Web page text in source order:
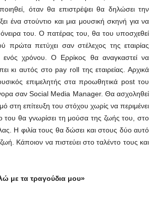
όταν θα επιστρέψει θα δηλώσει την
ένα στούντιο και μια μουσική σκηνή για να
του. Ο πατέρας του, θα του υποσχεθεί
πετύχει σαν στέλεχος της εταιρίας
ενός χρόνου. Ο Ερρίκος θα αναγκαστεί να
κι αυτός στο pay roll της εταιρείας. Αρχικά
επιμελητής στα προωθητικά post του
σαν Social Media Manager. Θα ασχοληθεί
στη επίτευξη του στόχου χωρίς να περιμένει
του θα γνωρίσει τη μούσα της ζωής του, στο
Η φιλία τους θα δώσει και στους δύο αυτό
Κάποιον να πιστεύει στο ταλέντο τους και
με τα τραγούδια μου»